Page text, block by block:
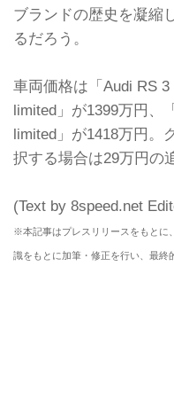
ブランドの歴史を凝縮
るだろう。
車両価格は「Audi RS
limited」が1399万円、
limited」が1418万円。
択する場合は29万円の
(Text by 8speed.net
※本記事はプレスリリースをもとに
識をもとに加筆・修正を行い、最終